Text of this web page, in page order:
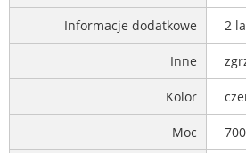
Informacje dodatkowe 2
Inne
Kolor
Moc